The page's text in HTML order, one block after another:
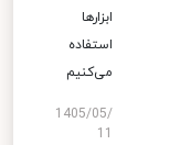
ابزارها
استفاده
می‌کنیم
1405/05/